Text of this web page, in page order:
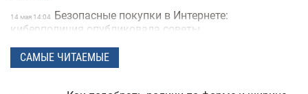
14 мая 14:04 Безопасные покупки в Интернете:
киберполиция опубликовала советы
28 апреля 16:14 Украинец побил мировой рекорд: сотрудник
морга сделал 230 татуировок костей и стал "живым
САМЫЕ ЧИТАЕМЫЕ